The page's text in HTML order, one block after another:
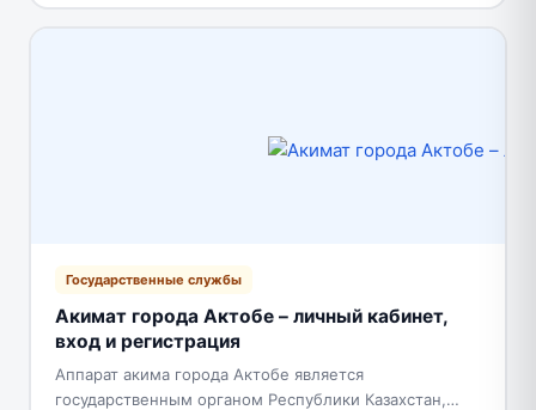
Государственные службы
Акимат города Актобе – личный кабинет,
вход и регистрация
Аппарат акима города Актобе является
государственным органом Республики Казахстан,